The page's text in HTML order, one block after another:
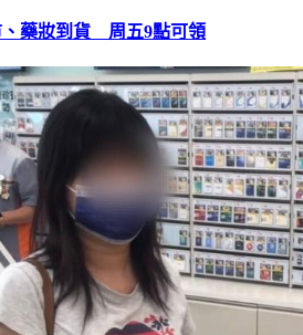
、藥妝到貨 周五9點可領